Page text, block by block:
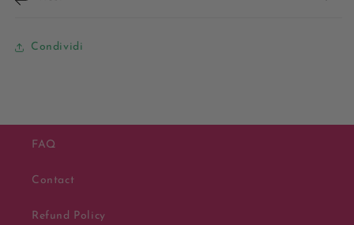
Condividi
FAQ
Contact
Refund Policy